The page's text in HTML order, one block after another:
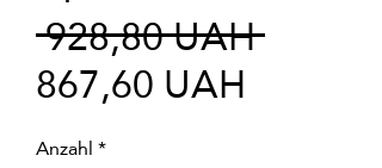
928,80 UAH
867,60 UAH
Anzahl*